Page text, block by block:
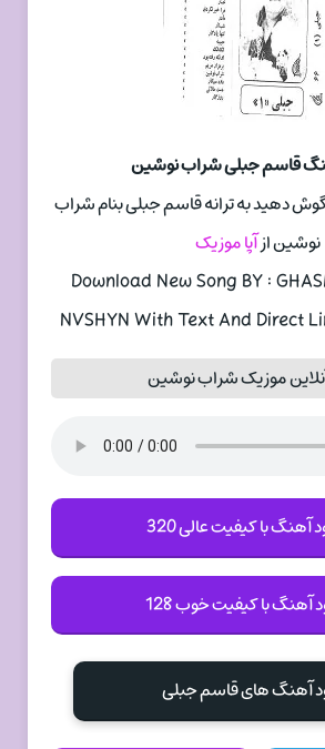
قاسم جبلی شراب نوشین
دهید به ترانه قاسم جبلی بنام شراب
نوشین ازآپا موزیک
Download New Song BY :
NVSHYN With Text And Direct
موزیک شراب نوشین
آهنگ با کیفیت عالی 320
آهنگ با کیفیت خوب 128
آهنگ های قاسم جبلی